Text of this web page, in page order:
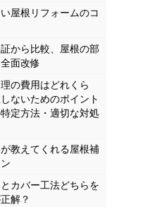
屋根リフォームのコ
から比較、屋根の部
面改修
の費用はどれくら
ないためのポイント
定方法・適切な対処
教えてくれる屋根補
カバー工法どちらを
解？